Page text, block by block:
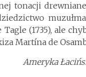
tonacji
Tagle (1735), ale
Martína de
Ameryka